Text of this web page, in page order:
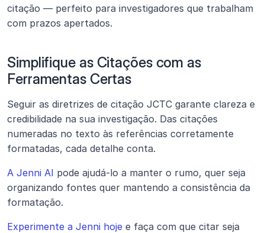
citação — perfeito para investigadores que trabalham
com prazos apertados.
Simplifique as Citações com as
Ferramentas Certas
Seguir as diretrizes de citação JCTC garante clareza e
credibilidade na sua investigação. Das citações
numeradas no texto às referências corretamente
formatadas, cada detalhe conta.
A Jenni AI pode ajudá-lo a manter o rumo, quer seja
organizando fontes quer mantendo a consistência da
formatação.
Experimente a Jenni hoje e faça com que citar seja